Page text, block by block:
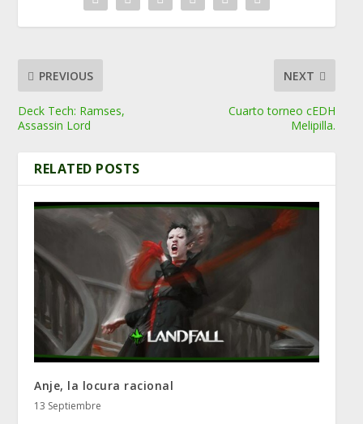
PREVIOUS
Deck Tech: Ramses,
Assassin Lord
NEXT
Cuarto torneo cEDH
Melipilla.
RELATED POSTS
Anje, la locura racional
13 Septiembre